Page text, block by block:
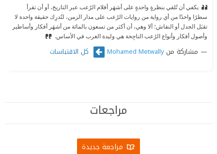
يكفي أن تُلقي بنظرةٍ واحدةٍ على أشهَر أفلام الرُعب عبر التاريخ، أو أن تقرأ
سطرًا واحدًا من أي رواية من روايات الرُعب على مدار الزمن، لتُدرِك حقيقة واحدة لا
تقبَل الجدل أو النقاش؛ ألا وهي، أن أكثر من تسعون بالمائة من أشهَر أفكار وأساطير
وأصول أفكار وأنواع الرُعب الناجِحة هي وليدة الغرب في الأساس.
مشاركة منMohamed Metwally كل الاقتباسات
مراجعات
مراجعة جديدة